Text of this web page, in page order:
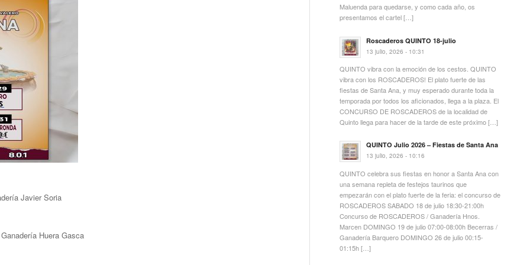
Javier Soria
Huera Gasca
Maluenda para quedarse, y como cada año, os
presentamos el cartel […]
Roscaderos QUINTO 18-julio
13 julio, 2026 - 10:31
QUINTO vibra con la emoción de los cestos. QUINTO
vibra con los ROSCADEROS! El plato fuerte de las
fiestas de Santa Ana, y muy esperado durante toda la
temporada por todos los aficionados, llega a la plaza. El
CONCURSO DE ROSCADEROS de la localidad de
Quinto llega para hacer de la tarde de este próximo […]
QUINTO Julio 2026 – Fiestas de Santa Ana
13 julio, 2026 - 10:16
QUINTO celebra sus fiestas en honor a Santa Ana con
una semana repleta de festejos taurinos que
empezarán con el plato fuerte de la feria: el concurso de
ROSCADEROS SABADO 18 de julio 18:30-21:00h
Concurso de ROSCADEROS / Ganadería Hnos.
Marcen DOMINGO 19 de julio 07:00-08:00h Becerras /
Ganadería Barquero DOMINGO 26 de julio 00:15-
01:15h […]